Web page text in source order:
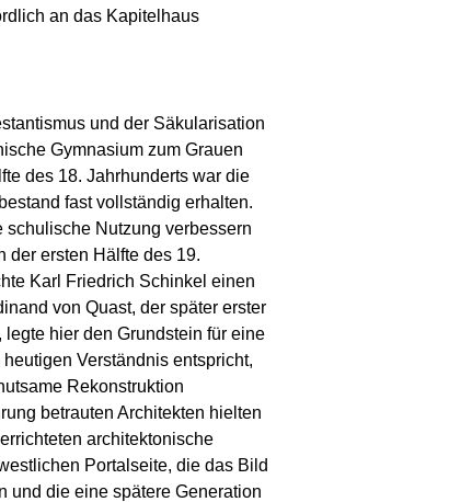
an das Kapitelhaus
und der Säkularisation
Gymnasium zum Grauen
des 18. Jahrhunderts war die
fast vollständig erhalten.
Nutzung verbessern
der ersten Hälfte des 19.
Karl Friedrich Schinkel einen
von Quast, der später erster
hier den Grundstein für eine
Verständnis entspricht,
Rekonstruktion
betrauten Architekten hielten
architektonische
Portalseite, die das Bild
und die eine spätere Generation